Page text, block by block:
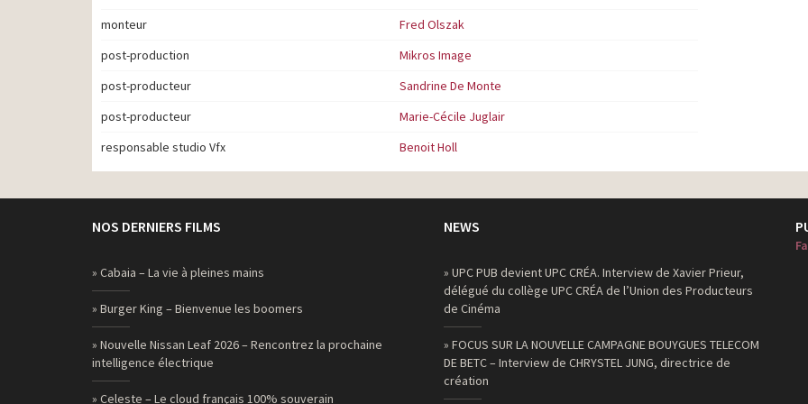
monteur
Fred Olszak
post-production
Mikros Image
post-producteur
Sandrine De Monte
post-producteur
Marie-Cécile Juglair
responsable studio Vfx
Benoit Holl
NOS DERNIERS FILMS
» Cabaia – La vie à pleines mains
» Burger King – Bienvenue les boomers
» Nouvelle Nissan Leaf 2026 – Rencontrez la prochaine
intelligence électrique
» Celeste – Le cloud français 100% souverain
NEWS
» UPC PUB devient UPC CRÉA. Interview de Xavier Prieur,
délégué du collège UPC CRÉA de l’Union des Producteurs
de Cinéma
» FOCUS SUR LA NOUVELLE CAMPAGNE BOUYGUES TELECOM
DE BETC – Interview de CHRYSTEL JUNG, directrice de
création